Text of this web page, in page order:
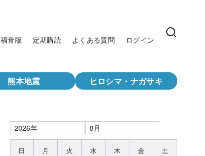
福音版 定期購読 よくある質問 ログイン
熊本地震 ヒロシマ・ナガサキ
日 月 火 水 木 金 土